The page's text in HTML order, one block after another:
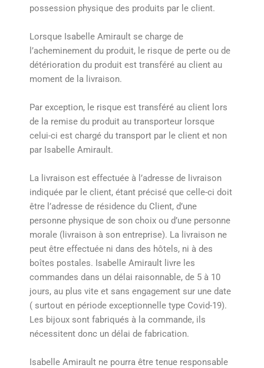
possession physique des produits par le client.
Lorsque Isabelle Amirault se charge de
l’acheminement du produit, le risque de perte ou de
détérioration du produit est transféré au client au
moment de la livraison.
Par exception, le risque est transféré au client lors
de la remise du produit au transporteur lorsque
celui-ci est chargé du transport par le client et non
par Isabelle Amirault.
La livraison est effectuée à l’adresse de livraison
indiquée par le client, étant précisé que celle-ci doit
être l’adresse de résidence du Client, d’une
personne physique de son choix ou d’une personne
morale (livraison à son entreprise). La livraison ne
peut être effectuée ni dans des hôtels, ni à des
boîtes postales. Isabelle Amirault livre les
commandes dans un délai raisonnable, de 5 à 10
jours, au plus vite et sans engagement sur une date
( surtout en période exceptionnelle type Covid-19).
Les bijoux sont fabriqués à la commande, ils
nécessitent donc un délai de fabrication.
Isabelle Amirault ne pourra être tenue responsable